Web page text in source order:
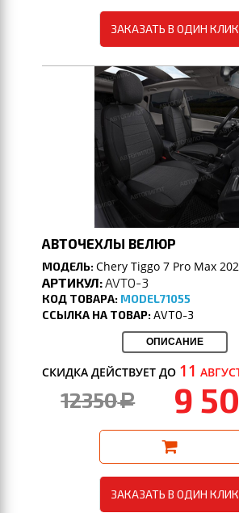
ЗАКАЗАТЬ В ОДИН КЛИК
АВТОЧЕХЛЫ ВЕЛЮР
МОДЕЛЬ:Chery Tiggo 7 Pro Max
АРТИКУЛ:AVTO-3
КОД ТОВАРА: MODEL71055
ССЫЛКА НА ТОВАР:AVTO-3
ОПИСАНИЕ
СКИДКА ДЕЙСТВУЕТ ДО 11
12350a 9
ЗАКАЗАТЬ В ОДИН КЛИК